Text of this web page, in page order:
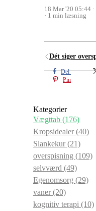
18 Mar '20 05:44
1 min læsning
Del
Pin
Kategorier
Vægttab (176)
Kropsidealer(40)
Slankekur(21)
overspisning (109)
selvværd (49)
Egenomsorg (29)
vaner(20)
kognitiv terapi (10)